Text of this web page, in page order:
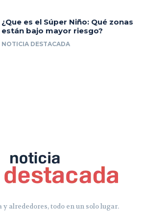
alrededores, todo en un solo lugar.